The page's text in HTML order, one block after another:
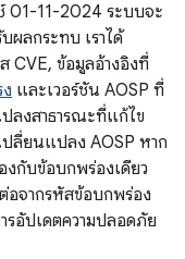
01-11-2024 ระบบจะ
ผลกระทบ เราได้
CVE, ข้อมูลอ้างอิงที่
และเวอร์ชัน AOSP ที่
ลงสาธารณะที่แก้ไข
ลี่ยนแปลง AOSP หาก
งกับข้อบกพร่องเดียว
อจากรหัสข้อบกพร่อง
อัปเดตความปลอดภัย